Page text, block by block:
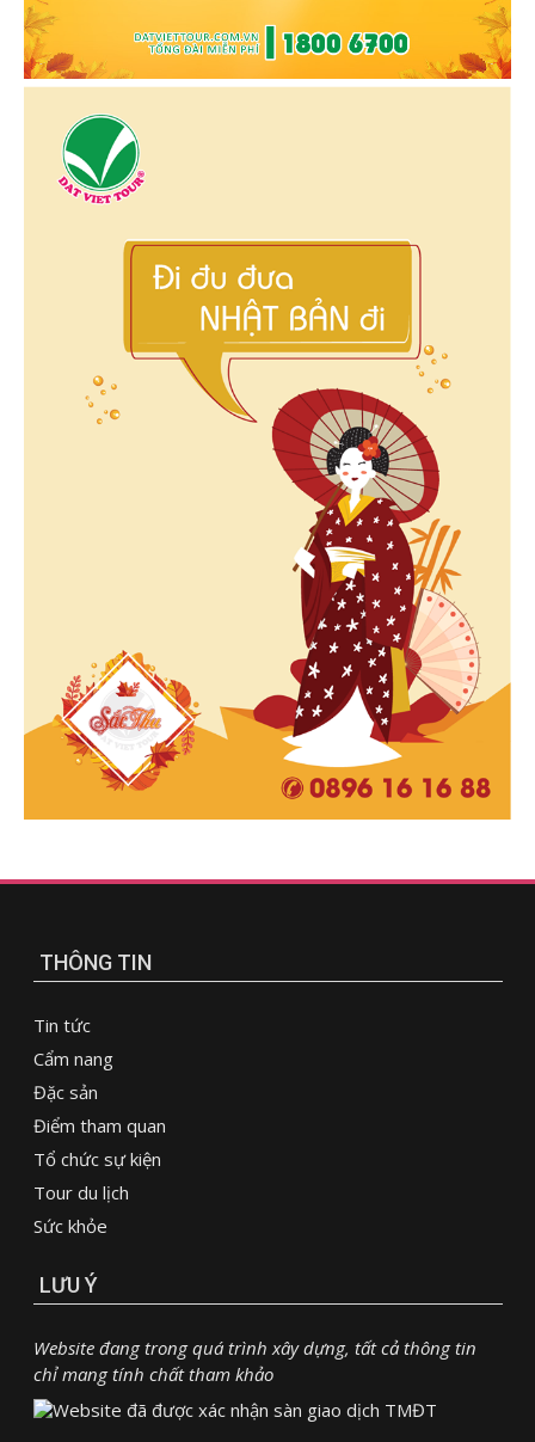
THÔNG TIN
Tin tức
Cẩm nang
Đặc sản
Điểm tham quan
Tổ chức sự kiện
Tour du lịch
Sức khỏe
LƯU Ý
Website đang trong quá trình xây dựng, tất cả thông tin
chỉ mang tính chất tham khảo